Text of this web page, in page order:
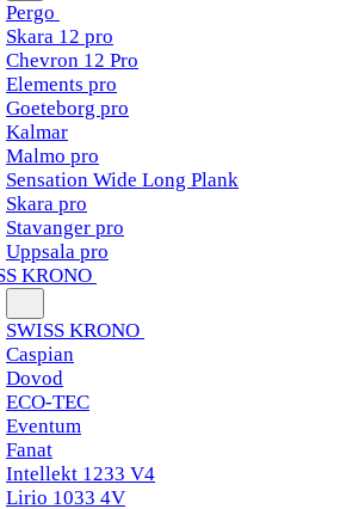
Pergo
Skara 12 pro
Chevron 12 Pro
Elements pro
Goeteborg pro
Kalmar
Malmo pro
Sensation Wide Long Plank
Skara pro
Stavanger pro
Uppsala pro
KRONO
SWISS KRONO
Caspian
Dovod
ECO-TEC
Eventum
Fanat
Intellekt 1233 V4
Lirio 1033 4V